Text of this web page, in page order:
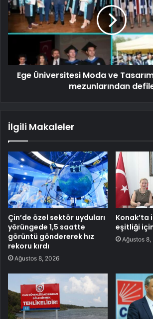
Ege Üniversitesi Moda ve
mezunlarından
İlgili Makaleler
Çin’de özel sektör uyduları
yörüngede 1,5 saatte
görüntü göndererek hız
rekoru kırdı
Ağustos 8, 2026
Konak’ta
eşitliği
Ağustos 8,